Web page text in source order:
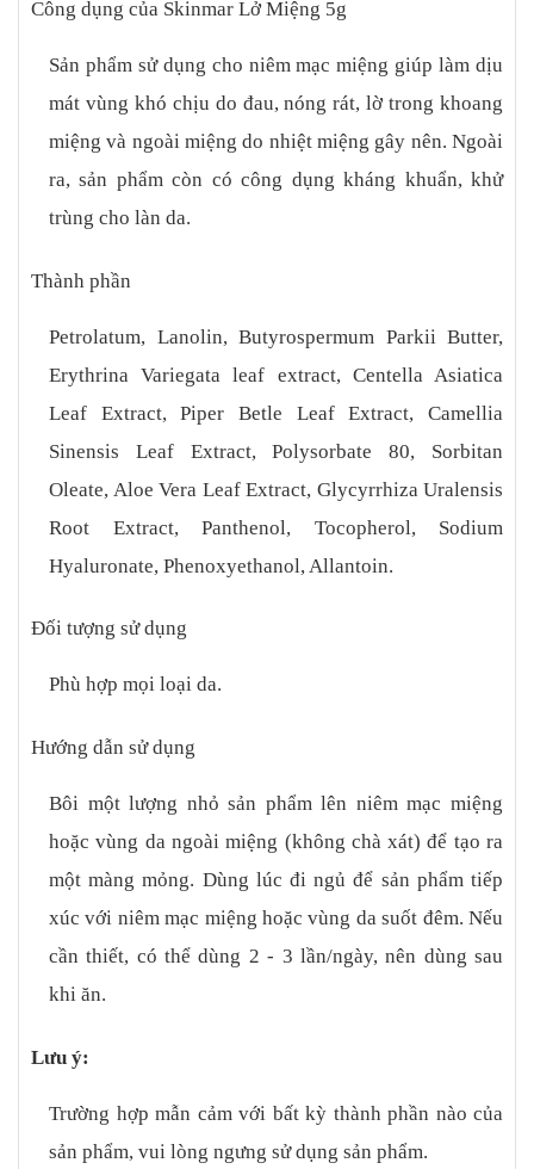
Công dụng của Skinmar Lở Miệng 5g
Sản phẩm sử dụng cho niêm mạc miệng giúp làm dịu
mát vùng khó chịu do đau, nóng rát, lờ trong khoang
miệng và ngoài miệng do nhiệt miệng gây nên. Ngoài
ra, sản phẩm còn có công dụng kháng khuẩn, khử
trùng cho làn da.
Thành phần
Petrolatum, Lanolin, Butyrospermum Parkii Butter,
Erythrina Variegata leaf extract, Centella Asiatica
Leaf Extract, Piper Betle Leaf Extract, Camellia
Sinensis Leaf Extract, Polysorbate 80, Sorbitan
Oleate, Aloe Vera Leaf Extract, Glycyrrhiza Uralensis
Root Extract, Panthenol, Tocopherol, Sodium
Hyaluronate, Phenoxyethanol, Allantoin.
Đối tượng sử dụng
Phù hợp mọi loại da.
Hướng dẫn sử dụng
Bôi một lượng nhỏ sản phẩm lên niêm mạc miệng
hoặc vùng da ngoài miệng (không chà xát) để tạo ra
một màng mỏng. Dùng lúc đi ngủ để sản phẩm tiếp
xúc với niêm mạc miệng hoặc vùng da suốt đêm. Nếu
cần thiết, có thể dùng 2 - 3 lần/ngày, nên dùng sau
khi ăn.
Lưu ý:
Trường hợp mẫn cảm với bất kỳ thành phần nào của
sản phẩm, vui lòng ngưng sử dụng sản phẩm.